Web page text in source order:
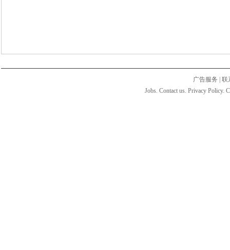
广告服务
联
Jobs. Contact us. Privacy Policy.